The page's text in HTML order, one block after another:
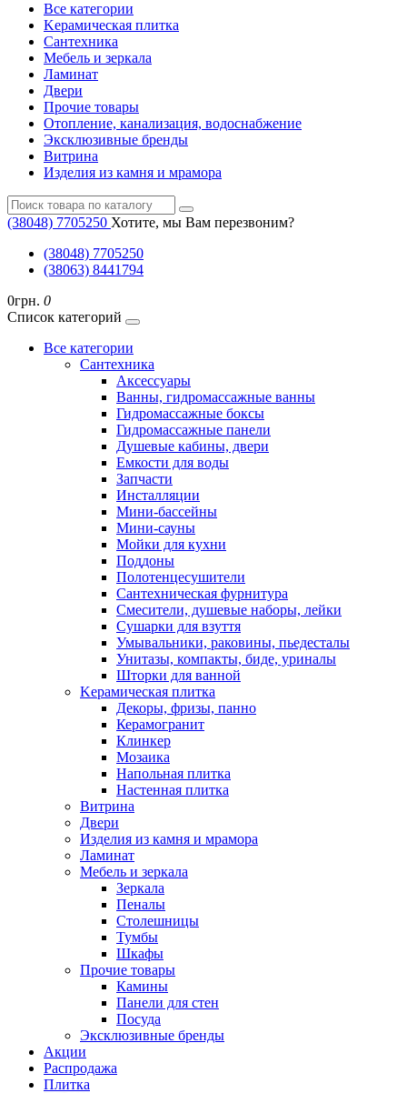
Все категории
Kерамическая плитка
Cантехника
Мебель и зеркала
Ламинат
Двери
Прочие товары
Отопление, канализация, водоснабжение
Эксклюзивные бренды
Витрина
Изделия из камня и мрамора
(38048) ‎7705250 Хотите, мы Вам перезвоним?
(38048) ‎7705250
(38063) 8441794
0грн. 0
Список категорий
Все категории
Cантехника
Аксессуары
Ванны, гидромассажные ванны
Гидромассажные боксы
Гидромассажные панели
Душевые кабины, двери
Емкости для воды
Запчасти
Инсталляции
Мини-бассейны
Мини-сауны
Мойки для кухни
Поддоны
Полотенцесушители
Сантехническая фурнитура
Смесители, душевые наборы, лейки
Сушарки для взуття
Умывальники, раковины, пьедесталы
Унитазы, компакты, биде, уриналы
Шторки для ванной
Kерамическая плитка
Декоры, фризы, панно
Керамогранит
Клинкер
Мозаика
Напольная плитка
Настенная плитка
Витрина
Двери
Изделия из камня и мрамора
Ламинат
Мебель и зеркала
Зеркала
Пеналы
Столешницы
Тумбы
Шкафы
Прочие товары
Камины
Панели для стен
Посуда
Эксклюзивные бренды
Акции
Распродажа
Плитка